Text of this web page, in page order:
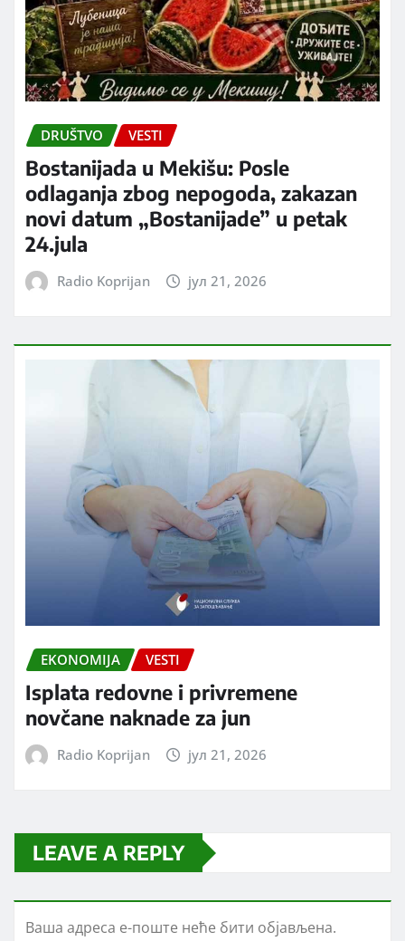
DRUŠTVO VESTI
Bostanijada u Mekišu: Posle
odlaganja zbog nepogoda, zakazan
novi datum „Bostanijade” u petak
24.jula
Radio Koprijan јул 21, 2026
EKONOMIJA VESTI
Isplata redovne i privremene
novčane naknade za jun
Radio Koprijan јул 21, 2026
LEAVE A REPLY
Ваша адреса е-поште неће бити објављена.